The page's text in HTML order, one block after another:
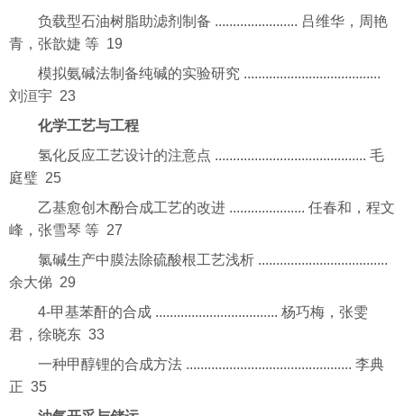
负载型石油树脂助滤剂制备 ....................... 吕维华，周艳
青，张歆婕 等 19
模拟氨碱法制备纯碱的实验研究 ......................................
刘洹宇 23
化学工艺与工程
氢化反应工艺设计的注意点 .......................................... 毛
庭璧 25
乙基愈创木酚合成工艺的改进 ..................... 任春和，程文
峰，张雪琴 等 27
氯碱生产中膜法除硫酸根工艺浅析 ....................................
余大俤 29
4-甲基苯酐的合成 .................................. 杨巧梅，张雯
君，徐晓东 33
一种甲醇锂的合成方法 .............................................. 李典
正 35